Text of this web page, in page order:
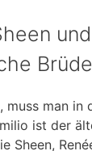
muss man in
ist der
Sheen,